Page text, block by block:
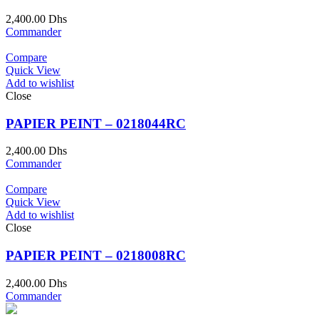
2,400.00 Dhs
Commander
Compare
Quick View
Add to wishlist
Close
PAPIER PEINT – 0218044RC
2,400.00 Dhs
Commander
Compare
Quick View
Add to wishlist
Close
PAPIER PEINT – 0218008RC
2,400.00 Dhs
Commander